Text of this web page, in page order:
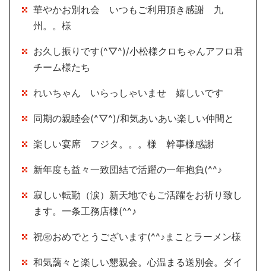
華やかお別れ会 いつもご利用頂き感謝 九
州。。様
お久し振りです(^▽^)/小松様クロちゃんアフロ君
チーム様たち
れいちゃん いらっしゃいませ 嬉しいです
同期の親睦会(^▽^)/和気あいあい楽しい仲間と
楽しい宴席 フジタ。。。様 幹事様感謝
新年度も益々一致団結で活躍の一年抱負(^^♪
寂しい転勤（涙）新天地でもご活躍をお祈り致し
ます。一条工務店様(^^♪
祝㊗おめでとうございます(^^♪まことラーメン様
和気藹々と楽しい懇親会。心温まる送別会。ダイ